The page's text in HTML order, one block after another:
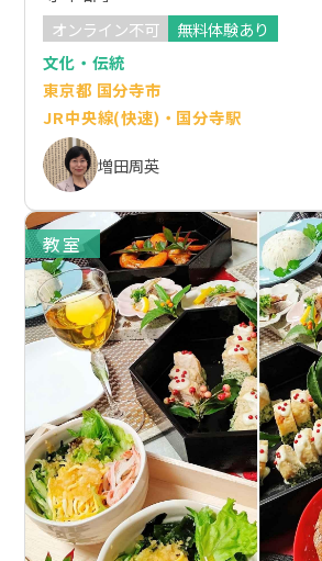
オンライン不可
無料体験あり
文化・伝統
東京都 国分寺市
JR中央線(快速)・国分寺駅
増田周英
教室